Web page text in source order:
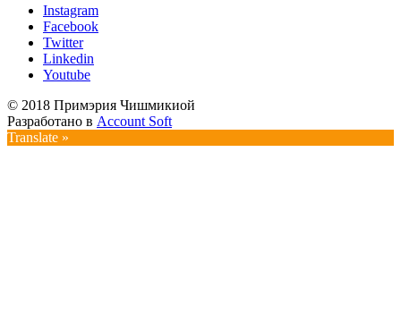
Instagram
Facebook
Twitter
Linkedin
Youtube
© 2018 Примэрия Чишмикиой
Разработано в Account Soft
Translate »